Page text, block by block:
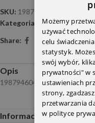
SKU: 1987946046
Kategoria:
Paski
Share:
Opis
1987946046
Informacje dodatkowe
Możemy
używać
celu
statystyk.
swój wybór,
prywatności" w
ustawieniach
strony,
przetwarzania
w polityce